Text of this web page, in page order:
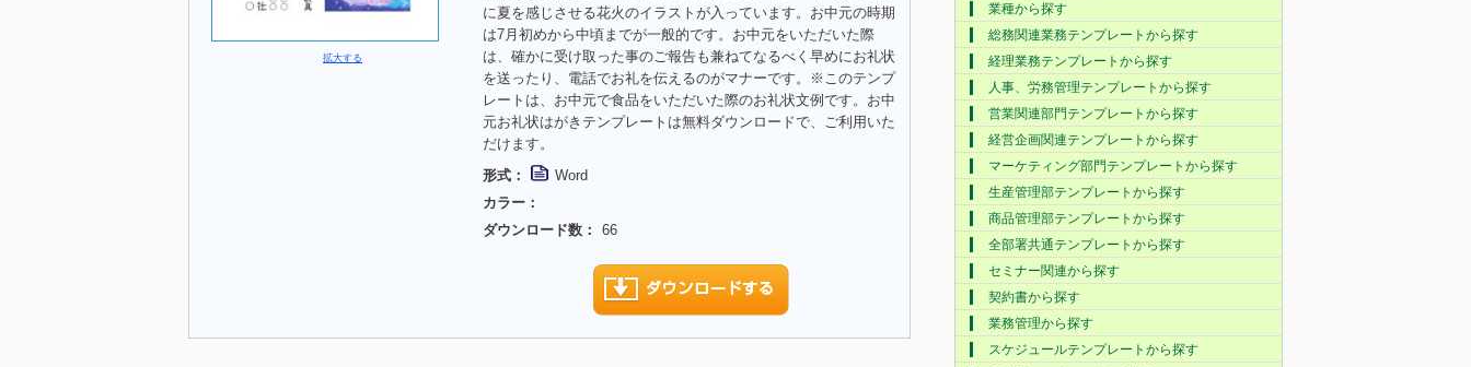
拡大する
に夏を感じさせる花火のイラストが入っています。お中元の時期
は7月初めから中頃までが一般的です。お中元をいただいた際
は、確かに受け取った事のご報告も兼ねてなるべく早めにお礼状
を送ったり、電話でお礼を伝えるのがマナーです。※このテンプ
レートは、お中元で食品をいただいた際のお礼状文例です。お中
元お礼状はがきテンプレートは無料ダウンロードで、ご利用いた
だけます。
形式：
Word
カラー：
ダウンロード数：
66
業種から探す
総務関連業務テンプレートから探す
経理業務テンプレートから探す
人事、労務管理テンプレートから探す
営業関連部門テンプレートから探す
経営企画関連テンプレートから探す
マーケティング部門テンプレートから探す
生産管理部テンプレートから探す
商品管理部テンプレートから探す
全部署共通テンプレートから探す
セミナー関連から探す
契約書から探す
業務管理から探す
スケジュールテンプレートから探す